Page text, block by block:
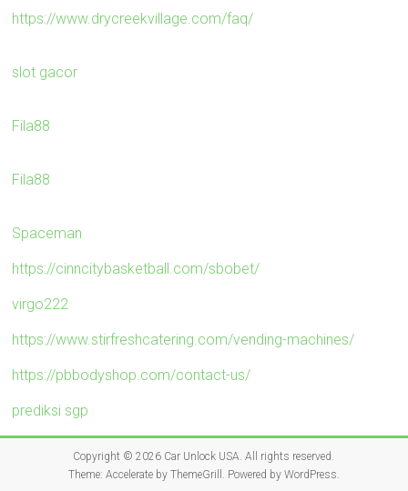
https://www.drycreekvillage.com/faq/
slot gacor
Fila88
Fila88
Spaceman
https://cinncitybasketball.com/sbobet/
virgo222
https://www.stirfreshcatering.com/vending-machines/
https://pbbodyshop.com/contact-us/
prediksi sgp
Copyright © 2026 Car Unlock USA . All rights reserved.
Theme: Accelerateby ThemeGrill. Powered by WordPress